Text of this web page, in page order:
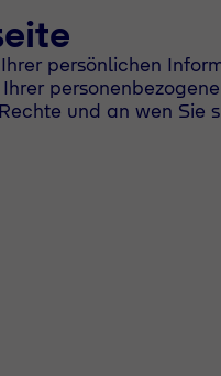
persönlichen
und an wen Sie